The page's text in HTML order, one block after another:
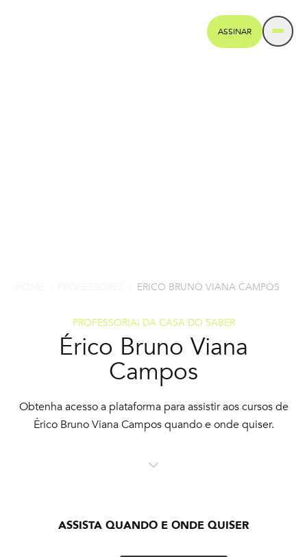
ASSINAR
ERICO BRUNO VIANA CAMPOS
PROFESSOR(A) DA CASA DO SABER
Érico Bruno Viana
Campos
Obtenha acesso a plataforma para assistir aos cursos de
Érico Bruno Viana Campos quando e onde quiser.
ASSISTA QUANDO E ONDE QUISER